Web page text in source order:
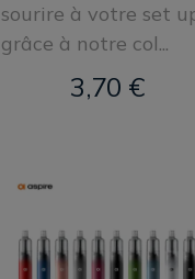
sourire à votre set
grâce à notre col...
3,70 €